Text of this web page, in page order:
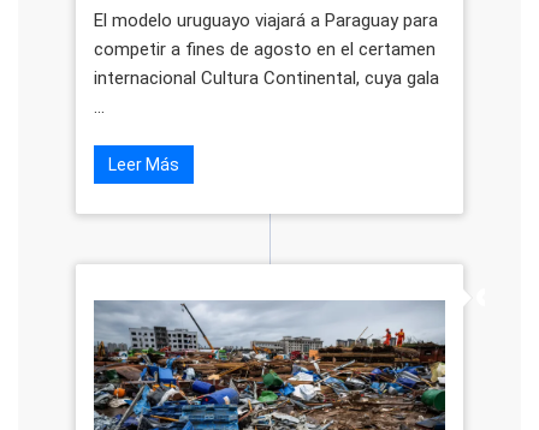
El modelo uruguayo viajará a Paraguay para
competir a fines de agosto en el certamen
internacional Cultura Continental, cuya gala
...
Leer Más